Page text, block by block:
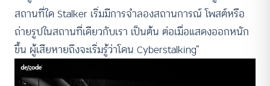
สถานที่ใด Stalker เริ่มมีการจำลองสถานการณ์ โพสต์หรือ
ถ่ายรูปในสถานที่เดียวกับเรา เป็นต้น ต่อเมื่อแสดงออกหนัก
ขึ้น ผู้เสียหายถึงจะเริ่มรู้ว่าโดน Cyberstalking”